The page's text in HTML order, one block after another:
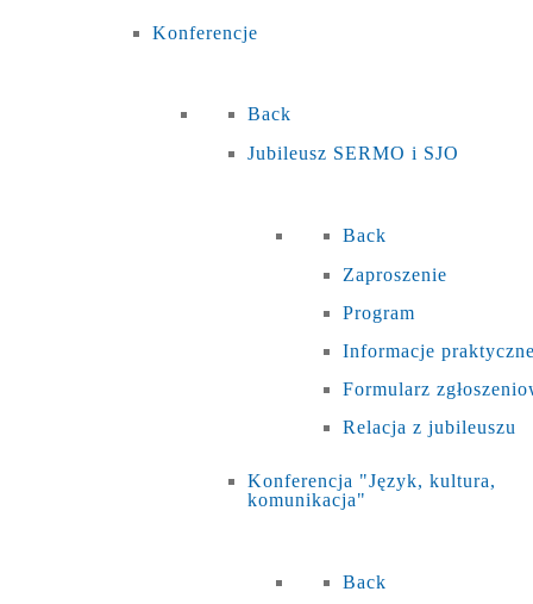
Konferencje
Back
Jubileusz SERMO i SJO
Back
Zaproszenie
Program
Informacje
Formularz
Relacja z jubileuszu
Konferencja "Język, kultura,
komunikacja"
Back